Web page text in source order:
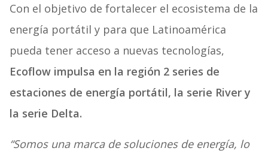
Con el objetivo de fortalecer el ecosistema de la
energía portátil y para que Latinoamérica
pueda tener acceso a nuevas tecnologías,
Ecoflow impulsa en la región 2 series de
estaciones de energía portátil, la serie River y
la serie Delta.
“Somos una marca de soluciones de energía, lo